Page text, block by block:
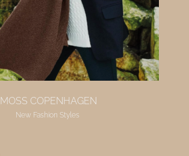
MOSS COPENHAGEN
New Fashion Styles